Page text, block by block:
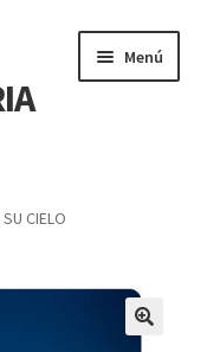
Menú
CIELO